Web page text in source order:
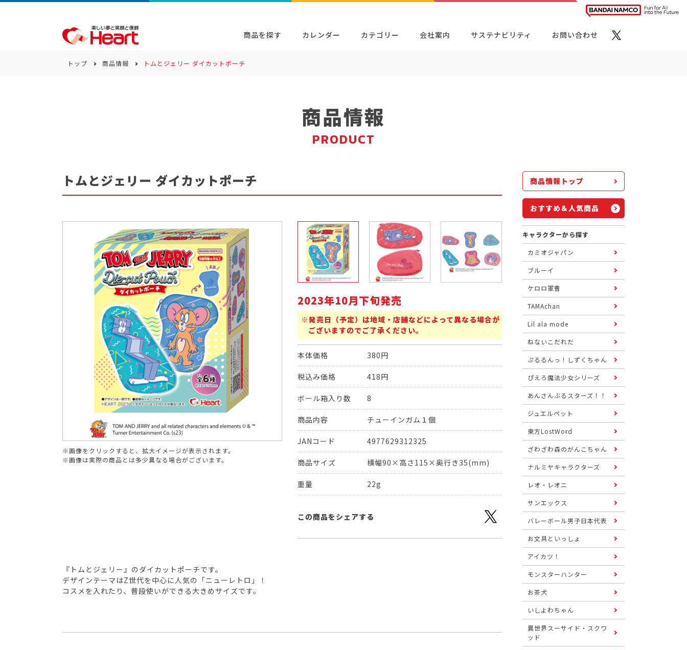
商品を探す
商品一覧 キーワード検索
カレンダー カテゴリー
カテゴリー
会社案内 サステナビリティ お問い合わせ
トップ 商品情報 トムとジェリー ダイカットポーチ
商品情報
PRODUCT
トムとジェリー ダイカットポーチ
※画像をクリックすると、拡大イメージが表示されます。
※画像は実際の商品とは多少異なる場合がございます。
2023年10月下旬発売
※発売日（予定）は地域・店舗などによって異なる場合が
ございますのでご了承ください。
本体価格 380円
税込み価格 418円
ボール箱入り数 8
商品内容 チューインガム１個
JANコード 4977629312325
商品サイズ 横幅90×高さ115×奥行き35(mm)
重量 22g
この商品をシェアする
『トムとジェリー』のダイカットポーチです。
デザインテーマはZ世代を中心に人気の「ニューレトロ」！
コスメを入れたり、普段使いができる大きめサイズです。
商品情報トップ
おすすめ＆人気商品
キャラクターから探す
カミオジャパン
ブルーイ
ケロロ軍曹
TAMAchan
Lil ala mode
ねないこだれだ
ぷるるんっ！しずくちゃん
ぴえろ魔法少女シリーズ
あんさんぶるスターズ！！
ジュエルペット
東方LostWord
ざわざわ森のがんこちゃん
ナルミヤキャラクターズ
レオ・レオニ
サンエックス
バレーボール男子日本代表
お文具といっしょ
アイカツ！
モンスターハンター
お茶犬
いしよわちゃん
異世界スーサイド・スクワ
ッド